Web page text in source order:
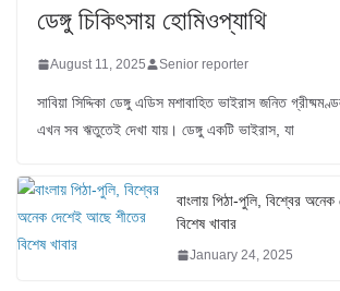
ডেঙ্গু চিকিৎসায় হোমিওপ্যাথি
August 11, 2025 Senior reporter
সাবিয়া সিদ্দিকা ডেঙ্গু এডিস মশাবাহিত ভাইরাস জনিত
এখন সব ঋতুতেই দেখা যায়। ডেঙ্গু একটি ভাইরাস, যা
বাংলায় পিঠা-পুলি, বিশ্বের
বিশেষ খাবার
January 24, 2025